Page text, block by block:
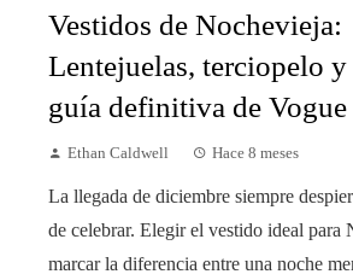
Vestidos de Nochevieja:
Lentejuelas, terciopelo y
guía definitiva de Vogue
Ethan Caldwell Hace 8 meses
La llegada de diciembre siempre
de celebrar. Elegir el vestido ideal para
marcar la diferencia entre una noche